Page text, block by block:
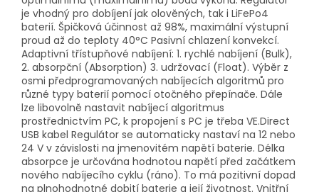
je vhodný pro dobíjení jak olověných, tak i LiFePo4
baterií. Špičková účinnost až 98%, maximální výstupní
proud až do teploty 40°C Pasivní chlazení konvekcí.
Adaptivní třístupňové nabíjení: 1. rychlé nabíjení (Bulk),
2. absorpční (Absorption) 3. udržovací (Float). Výběr z
osmi předprogramovaných nabíjecích algoritmů pro
různé typy baterií pomocí otočného přepínače. Dále
lze libovolně nastavit nabíjecí algoritmus
prostřednictvím PC, k propojení s PC je třeba VE.Direct
USB kabel Regulátor se automaticky nastaví na 12 nebo
24 V v závislosti na jmenovitém napětí baterie. Délka
absorpce je určována hodnotou napětí před začátkem
nového nabíjecího cyklu (ráno). To má pozitivní dopad
na plnohodnotné dobití baterie a její životnost. Vnitřní